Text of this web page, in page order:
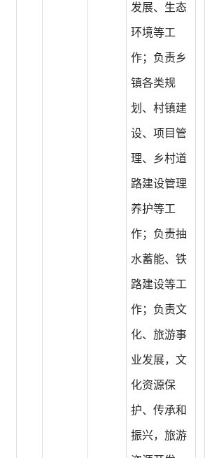
发展、生态
环境等工
作；负责乡
镇各类规
划、村镇建
设、项目管
理、乡村道
路建设管理
养护等工
作；负责抽
水蓄能、铁
路建设等工
作；负责文
化、旅游事
业发展，文
化资源保
护、传承和
振兴，旅游